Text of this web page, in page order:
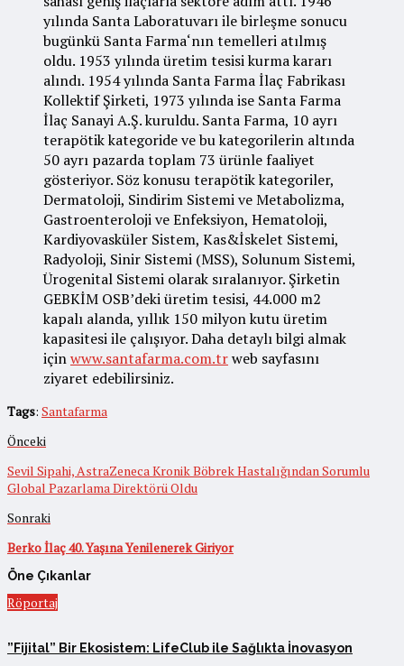
yılında Santa Laboratuvarı ile birleşme sonucu
bugünkü Santa Farma‘nın temelleri atılmış
oldu. 1953 yılında üretim tesisi kurma kararı
alındı. 1954 yılında Santa Farma İlaç Fabrikası
Kollektif Şirketi, 1973 yılında ise Santa Farma
İlaç Sanayi A.Ş. kuruldu. Santa Farma, 10 ayrı
terapötik kategoride ve bu kategorilerin altında
50 ayrı pazarda toplam 73 ürünle faaliyet
gösteriyor. Söz konusu terapötik kategoriler,
Dermatoloji, Sindirim Sistemi ve Metabolizma,
Gastroenteroloji ve Enfeksiyon, Hematoloji,
Kardiyovasküler Sistem, Kas&İskelet Sistemi,
Radyoloji, Sinir Sistemi (MSS), Solunum Sistemi,
Ürogenital Sistemi olarak sıralanıyor. Şirketin
GEBKİM OSB’deki üretim tesisi, 44.000 m2
kapalı alanda, yıllık 150 milyon kutu üretim
kapasitesi ile çalışıyor. Daha detaylı bilgi almak
içinwww.santafarma.com.trweb sayfasını
ziyaret edebilirsiniz.
Tags: Santafarma
Önceki
Sevil Sipahi, AstraZeneca Kronik Böbrek Hastalığından Sorumlu
Global Pazarlama Direktörü Oldu
Sonraki
Berko İlaç 40. Yaşına Yenilenerek Giriyor
Öne Çıkanlar
Röportaj
”Fijital” Bir Ekosistem: LifeClub ile Sağlıkta İnovasyon